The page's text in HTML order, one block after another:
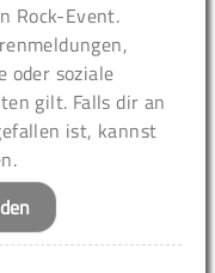
Rock-Event.
oder soziale
gilt. Falls dir an
ist, kannst